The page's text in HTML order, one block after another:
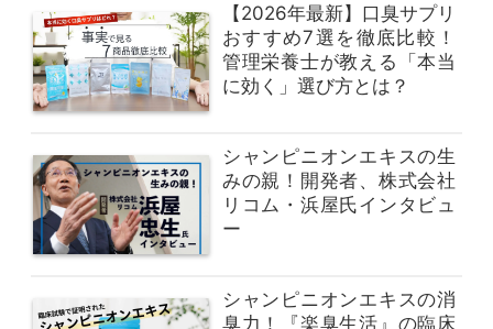
【2026年最新】口臭サプリ
おすすめ7選を徹底比較！
管理栄養士が教える「本当
に効く」選び方とは？
シャンピニオンエキスの生
みの親！開発者、株式会社
リコム・浜屋氏インタビュ
ー
シャンピニオンエキスの消
臭力！『楽臭生活』の臨床